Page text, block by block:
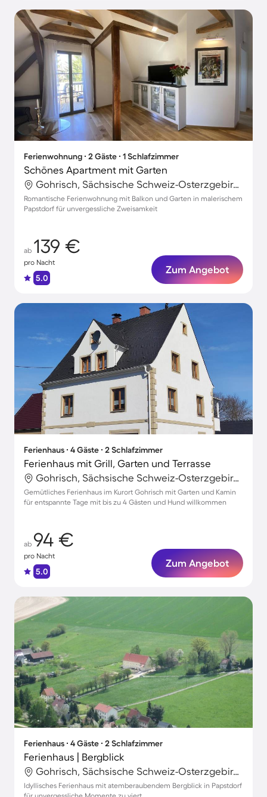
Ferienwohnung ∙ 2 Gäste ∙ 1 Schlafzimmer
Schönes Apartment mit Garten
Gohrisch, Sächsische Schweiz-Osterzgebirge, Deutschland
Romantische Ferienwohnung mit Balkon und Garten in malerischem
Papstdorf für unvergessliche Zweisamkeit
ab 139 €
pro Nacht
5.0
Zum Angebot
Ferienhaus ∙ 4 Gäste ∙ 2 Schlafzimmer
Ferienhaus mit Grill, Garten und Terrasse
Gohrisch, Sächsische Schweiz-Osterzgebirge, Deutschland
Gemütliches Ferienhaus im Kurort Gohrisch mit Garten und Kamin
für entspannte Tage mit bis zu 4 Gästen und Hund willkommen
ab 94 €
pro Nacht
5.0
Zum Angebot
Ferienhaus ∙ 4 Gäste ∙ 2 Schlafzimmer
Ferienhaus | Bergblick
Gohrisch, Sächsische Schweiz-Osterzgebirge, Deutschland
Idyllisches Ferienhaus mit atemberaubendem Bergblick in Papstdorf